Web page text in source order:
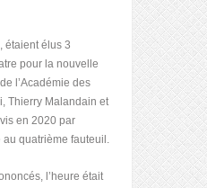
étaient élus 3
pour la nouvelle
l’Académie des
Thierry Malandain et
en 2020 par
quatrième fauteuil.
l’heure était